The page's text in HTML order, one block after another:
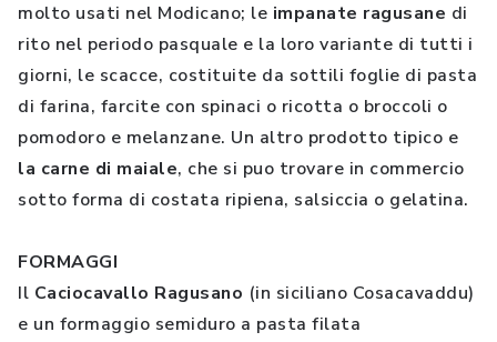
molto usati nel Modicano; le impanate ragusane di
rito nel periodo pasquale e la loro variante di tutti i
giorni, le scacce, costituite da sottili foglie di pasta
di farina, farcite con spinaci o ricotta o broccoli o
pomodoro e melanzane. Un altro prodotto tipico e
la carne di maiale, che si puo trovare in commercio
sotto forma di costata ripiena, salsiccia o gelatina.
FORMAGGI
Il Caciocavallo Ragusano (in siciliano Cosacavaddu)
e un formaggio semiduro a pasta filata